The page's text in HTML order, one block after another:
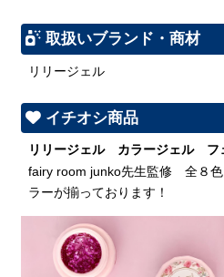
取扱いブランド・商材
リリージェル
イチオシ商品
リリージェル カラージェル フ
fairy room junko先生監修 全８色
ラーが揃っております！